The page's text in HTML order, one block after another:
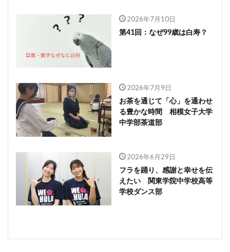
2026年7月10日
第41回：なぜ99歳は白寿？
2026年7月9日
お茶を通じて「心」を通わせ
る豊かな時間 相模女子大学
中学部茶道部
2026年6月29日
フラを踊り、感謝と幸せを伝
えたい 関東学院中学校高等
学校ダンス部